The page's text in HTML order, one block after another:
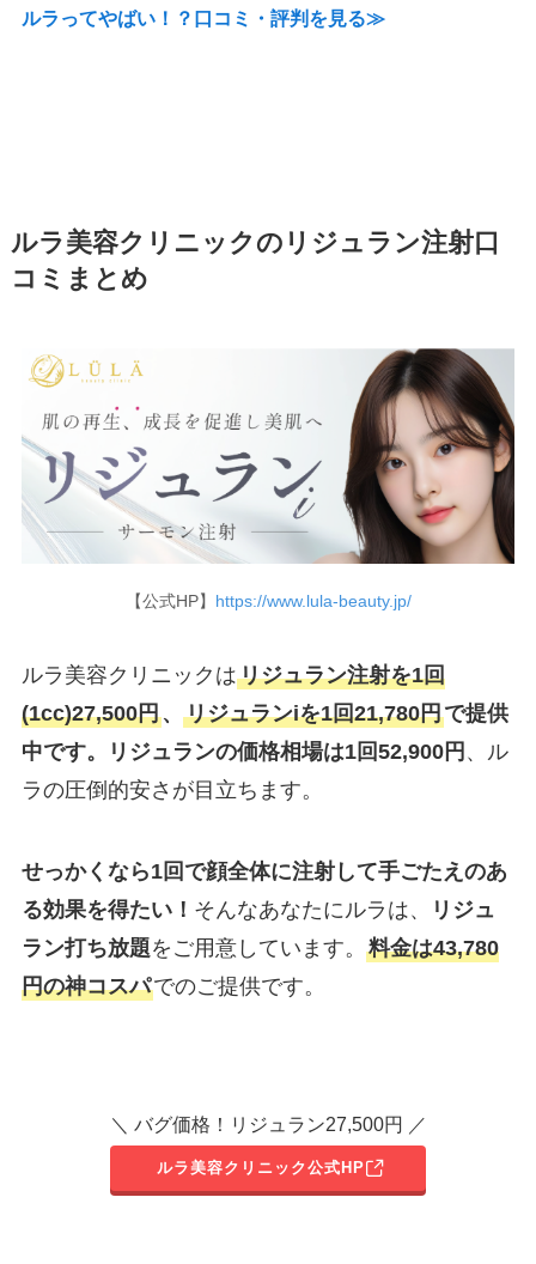
ルラってやばい！？口コミ・評判を見る≫
ルラ美容クリニックのリジュラン注射口
コミまとめ
【公式HP】 https://www.lula-beauty.jp/
ルラ美容クリニックはリジュラン注射を1回
(1cc)27,500円、 リジュランiを1回21,780円で提供
中です。リジュランの価格相場は1回52,900円 、ル
ラの圧倒的安さが目立ちます。
せっかくなら1回で顔全体に注射して手ごたえのあ
る効果を得たい！ そんなあなたにルラは、
リジュ
ラン打ち放題をご用意しています。 料金は43,780
円の神コスパでのご提供です。
＼ バグ価格！リジュラン27,500円 ／
ルラ美容クリニック公式HP